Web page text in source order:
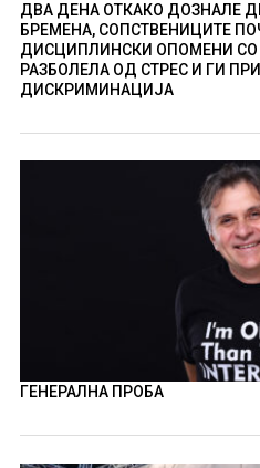
ДВА ДЕНА ОТКАКО ДОЗНАЛЕ
БРЕМЕНА, СОПСТВЕНИЦИТЕ
ДИСЦИПЛИНСКИ ОПОМЕНИ СО
РАЗБОЛЕЛА ОД СТРЕС И ГИ
ДИСКРИМИНАЦИЈА
ГЕНЕРАЛНА ПРОБА